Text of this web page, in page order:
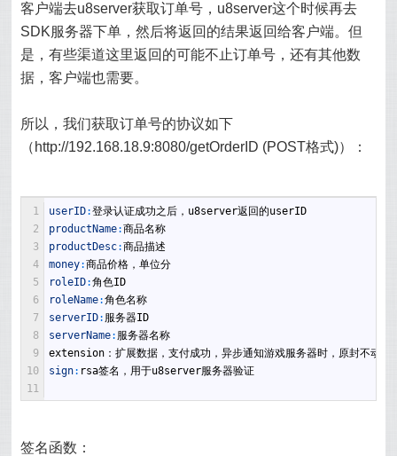
客户端去u8server获取订单号，u8server这个时候再去
SDK服务器下单，然后将返回的结果返回给客户端。但
是，有些渠道这里返回的可能不止订单号，还有其他数
据，客户端也需要。
所以，我们获取订单号的协议如下
（http://192.168.18.9:8080/getOrderID (POST格式)）：
1
2
3
4
5
6
7
8
9
10
11
userID:登录认证成功之后， u8server返回的userID
productName:商品名称
productDesc:商品描述
money:商品价格，单位分
roleID:角色ID
roleName:角色名称
serverID: 服务器ID
serverName: 服务器名称
extension ：扩展数据，支付成功，异步通知游戏服务器时，原封不动
sign: rsa签名，用于u8server服务器验证
签名函数：